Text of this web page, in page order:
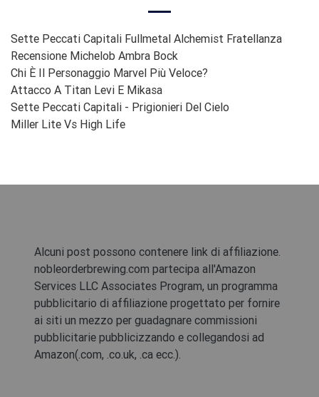
Sette Peccati Capitali Fullmetal Alchemist Fratellanza
Recensione Michelob Ambra Bock
Chi È Il Personaggio Marvel Più Veloce?
Attacco A Titan Levi E Mikasa
Sette Peccati Capitali - Prigionieri Del Cielo
Miller Lite Vs High Life
Alcuni post possono contenere link di affiliazione.
nobleorderbrewing.com partecipa all'Amazon
Services LLC Associates Program, un programma
pubblicitario di affiliazione progettato per fornire
ai siti un mezzo per guadagnare commissioni
pubblicitarie pubblicizzando e collegandosi ad
Amazon(.com, .co.uk, .ca ecc.).